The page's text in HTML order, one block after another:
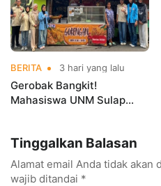
BERITA 3 hari yang lalu
Gerobak Bangkit!
Mahasiswa UNM Sulap
Tinggalkan Balasan
Alamat email Anda tidak akan
wajib ditandai *